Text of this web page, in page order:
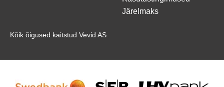
Järelmaks
Kõik õigused kaitstud Vevid AS